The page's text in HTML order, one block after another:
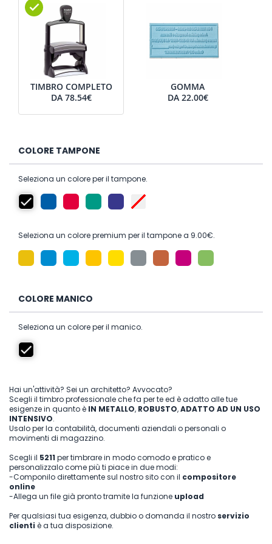
TIMBRO COMPLETO
DA 78.54€
GOMMA
DA 22.00€
COLORE TAMPONE
Seleziona un colore per il tampone.
Seleziona un colore premium per il tampone a 9.00€.
COLORE MANICO
Seleziona un colore per il manico.
Hai un'attività? Sei un architetto? Avvocato?
Scegli il timbro professionale che fa per te ed è adatto alle tue
esigenze in quanto è IN METALLO, ROBUSTO,ADATTO AD UN USO
INTENSIVO.
Usalo per la contabilità, documenti aziendali o personali o
movimenti di magazzino.
Scegli il 5211 per timbrare in modo comodo e pratico e
personalizzalo come più ti piace in due modi:
-Componilo direttamente sul nostro sito con il compositore
online
-Allega un file già pronto tramite la funzione upload
Per qualsiasi tua esigenza, dubbio o domanda il nostro servizio
clienti è a tua disposizione.